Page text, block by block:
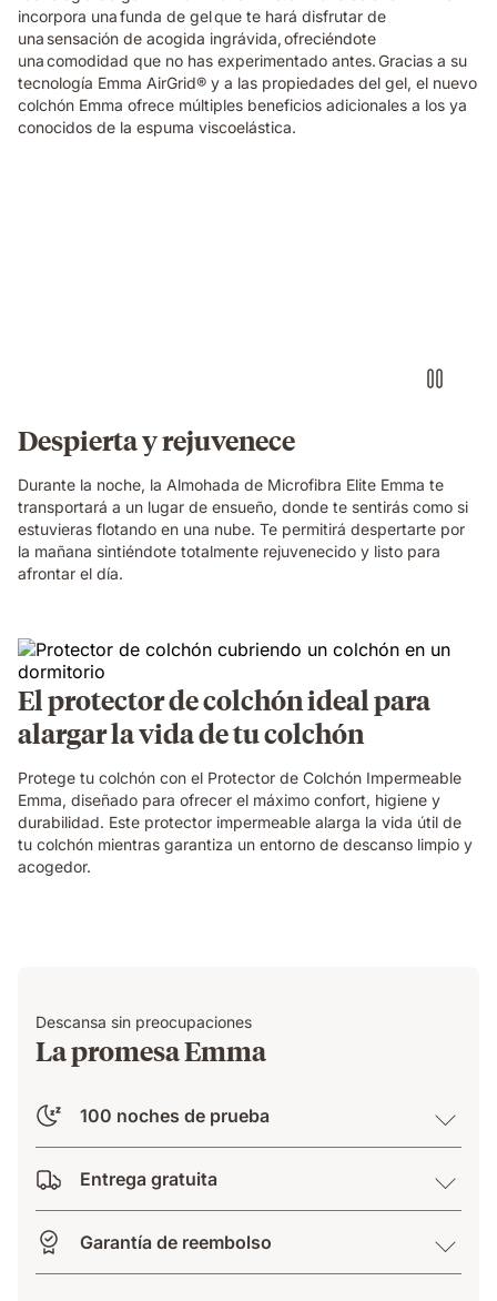
incorpora una funda de gel que te hará disfrutar de
una sensación de acogida ingrávida, ofreciéndote
una comodidad que no has experimentado antes. Gracias a su
tecnología Emma AirGrid® y a las propiedades del gel, el nuevo
colchón Emma ofrece múltiples beneficios adicionales a los ya
conocidos de la espuma viscoelástica.
Despierta y rejuvenece
Durante la noche, la Almohada de Microfibra Elite Emma te
transportará a un lugar de ensueño, donde te sentirás como si
estuvieras flotando en una nube. Te permitirá despertarte por
la mañana sintiéndote totalmente rejuvenecido y listo para
afrontar el día.
El protector de colchón ideal para
alargar la vida de tu colchón
Protege tu colchón con el Protector de Colchón Impermeable
Emma, diseñado para ofrecer el máximo confort, higiene y
durabilidad. Este protector impermeable alarga la vida útil de
tu colchón mientras garantiza un entorno de descanso limpio y
acogedor.
Descansa sin preocupaciones
La promesa Emma
100 noches de prueba
Entrega gratuita
Garantía de reembolso